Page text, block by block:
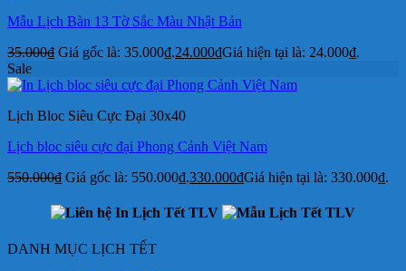
Mẫu Lịch Bàn 13 Tờ Sắc Màu Nhật Bản
35.000₫ Giá gốc là: 35.000₫.24.000₫Giá hiện tại là: 24.000₫.
Sale
Lịch Bloc Siêu Cực Đại 30x40
Lịch bloc siêu cực đại Phong Cảnh Việt Nam
550.000₫ Giá gốc là: 550.000₫.330.000₫Giá hiện tại là: 330.000₫.
DANH MỤC LỊCH TẾT